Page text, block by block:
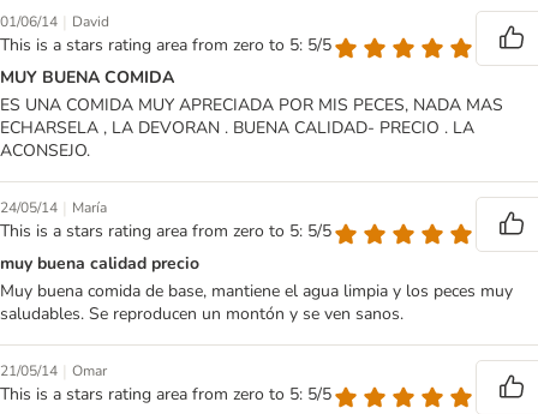
01/06/14 | David
This is a stars rating area from zero to 5: 5/5
MUY BUENA COMIDA
ES UNA COMIDA MUY APRECIADA POR MIS PECES, NADA MAS
ECHARSELA , LA DEVORAN . BUENA CALIDAD- PRECIO . LA
ACONSEJO.
24/05/14 | María
This is a stars rating area from zero to 5: 5/5
muy buena calidad precio
Muy buena comida de base, mantiene el agua limpia y los peces muy
saludables. Se reproducen un montón y se ven sanos.
21/05/14 | Omar
This is a stars rating area from zero to 5: 5/5